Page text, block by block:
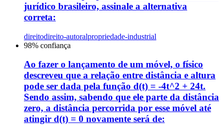
jurídico brasileiro, assinale a alternativa
correta:
direitodireito-autoralpropriedade-industrial
98% confiança
Ao fazer o lançamento de um móvel, o físico
descreveu que a relação entre distância e altura
pode ser dada pela função d(t) = -4t^2 + 24t.
Sendo assim, sabendo que ele parte da distância
zero, a distância percorrida por esse móvel até
atingir d(t) = 0 novamente será de: